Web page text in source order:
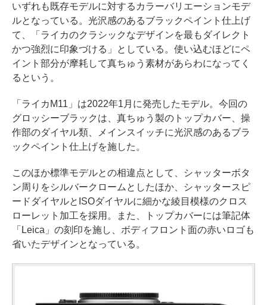
いずれも既存モデルに対するカラーバリエーションモデ
ルとなっている。光沢感のあるブラックペイント仕上げ
て、「ライカのクラシックなデザインを最もダイレクト
かつ強烈に印象づける」としている。使い込むほどにペ
イント部分が摩耗して真ちゅう素材があらわになってく
るという。
「ライカM11」は2022年1月に発売したモデル。今回の
グロッシーブラックは、真ちゅう製のトップカバー、操
作部のダイヤル類、メインスイッチに光沢感のあるブラ
ックペイント仕上げを施した。
このほか標準モデルとの相違点として、シャッターボタ
ン周りをシルバークロームとしたほか、シャッタースピ
ードダイヤルとISOダイヤルに細かな綾目模様のクロス
ローレット加工を採用。また、トップカバーには筆記体
「Leica」の刻印を施し、ボディフロント面の赤いロゴも
省いたデザインとなっている。